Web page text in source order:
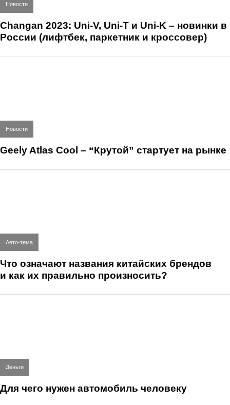
Новости
Changan 2023: Uni-V, Uni-T и Uni-K – новинки в
России (лифтбек, паркетник и кроссовер)
Новости
Geely Atlas Cool – “Крутой” стартует на рынке
Авто-тема
Что означают названия китайских брендов
и как их правильно произносить?
Деньги
Для чего нужен автомобиль человеку